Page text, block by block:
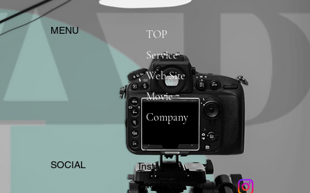
​MENU
TOP
Service
Web Site
Movie
Company
​SOCIAL
Instagram
​Facebook